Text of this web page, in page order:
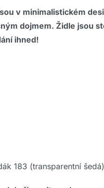
v minimalistickém
dojmem. Židle jsou
ihned!
183 (transparentní šedá)